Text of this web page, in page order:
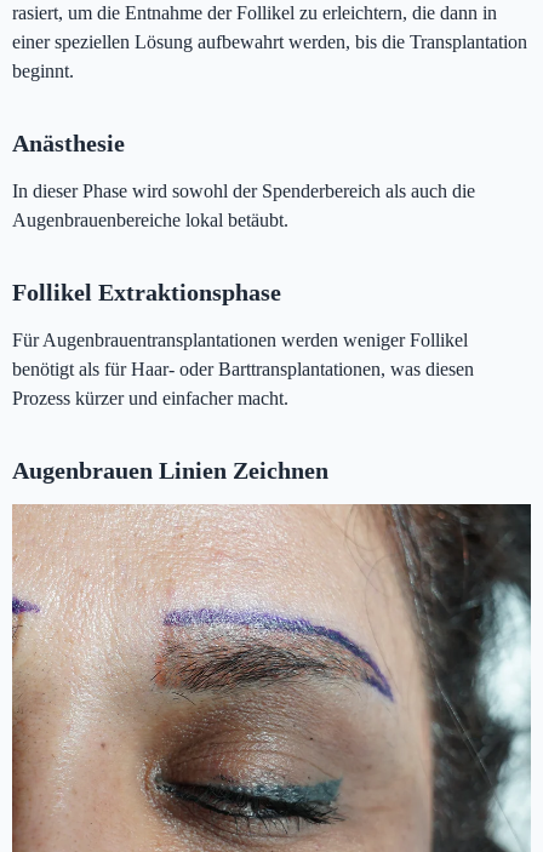
rasiert, um die Entnahme der Follikel zu erleichtern, die dann in
einer speziellen Lösung aufbewahrt werden, bis die Transplantation
beginnt.
Anästhesie
In dieser Phase wird sowohl der Spenderbereich als auch die
Augenbrauenbereiche lokal betäubt.
Follikel Extraktionsphase
Für Augenbrauentransplantationen werden weniger Follikel
benötigt als für Haar- oder Barttransplantationen, was diesen
Prozess kürzer und einfacher macht.
Augenbrauen Linien Zeichnen